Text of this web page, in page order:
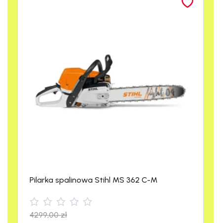
wyjątkowo długa lanca.
Bogate wyposażenie:
regulowana dysza płaska i zestaw do
rozpylania środka czyszczącego.
Łatwość przechowywania:Bęben na
Pilarka spalinowa Stihl MS 362 C-M
4299,00zł